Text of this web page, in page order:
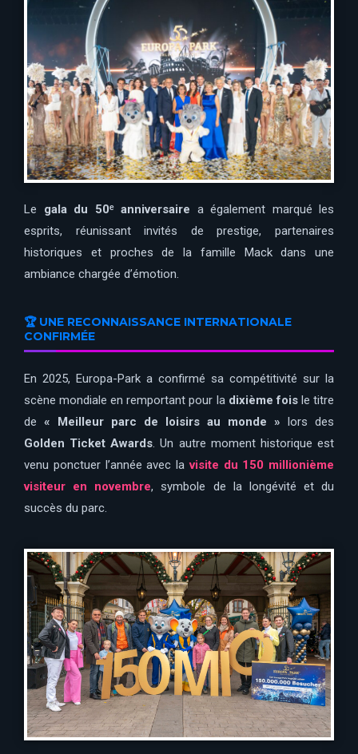
Le gala du 50ᵉ anniversaire a également marqué les
esprits, réunissant invités de prestige, partenaires
historiques et proches de la famille Mack dans une
ambiance chargée d’émotion.
🏆 UNE RECONNAISSANCE INTERNATIONALE
CONFIRMÉE
En 2025, Europa-Park a confirmé sa compétitivité sur la
scène mondiale en remportant pour la dixième foisle titre
de « Meilleur parc de loisirs au monde » lors des
Golden Ticket Awards . Un autre moment historique est
venu ponctuer l’année avec lavisite du 150 millionième
visiteur en novembre, symbole de la longévité et du
succès du parc.